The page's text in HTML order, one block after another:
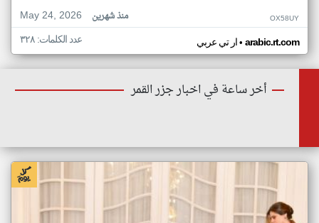
May 24, 2026
منذ شهرين OX58UY
ار تي عربي• arabic.rt.com عدد الكلمات: ٣٢٨
أخر ساعة في اخبار جزر القمر